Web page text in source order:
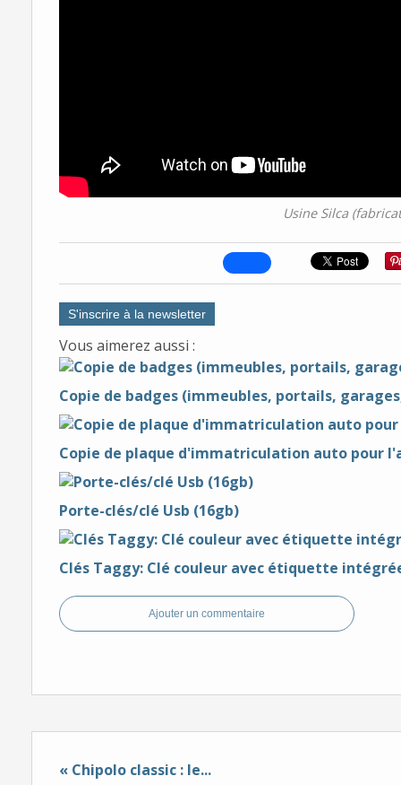
Usine Silca
S'inscrire à la newsletter
Vous aimerez aussi :
Copie de badges (immeubles, portails,
Copie de plaque d'immatriculation auto pour
Porte-clés/clé Usb (16gb)
Clés Taggy: Clé couleur avec étiquette
Ajouter un commentaire
« Chipolo classic : le...